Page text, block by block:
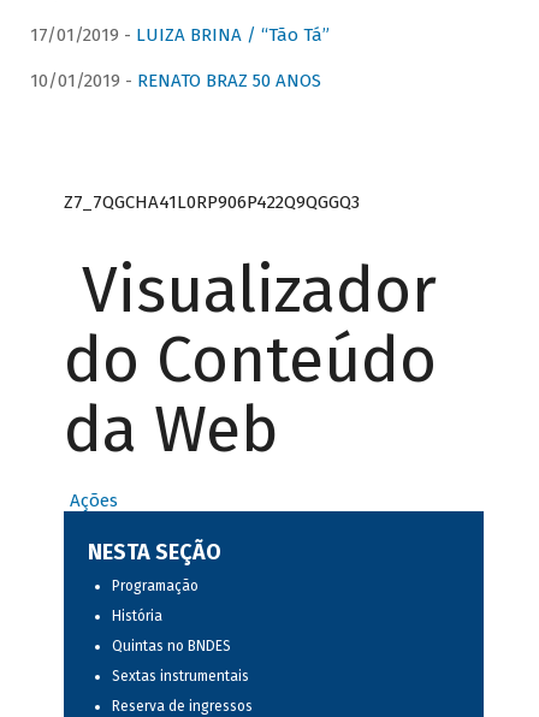
17/01/2019 - LUIZA BRINA / “Tão Tá”
10/01/2019 - RENATO BRAZ 50 ANOS
Z7_7QGCHA41L0RP906P422Q9QGGQ3
Visualizador
do Conteúdo
da Web
Ações
NESTA SEÇÃO
Programação
História
Quintas no BNDES
Sextas instrumentais
Reserva de ingressos